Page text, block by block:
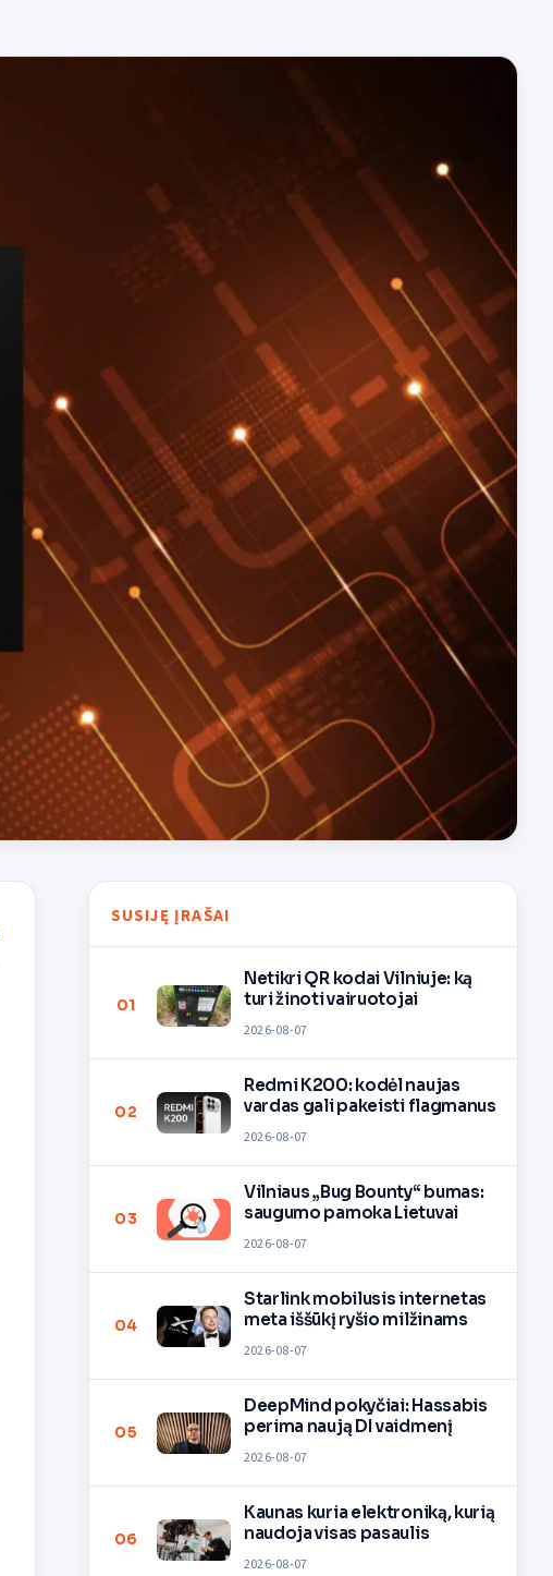
SUSIJĘ ĮRAŠAI
01
Netikri QR kodai Vilniuje: ką
turi žinoti vairuotojai
2026-08-07
02
Redmi K200: kodėl naujas
vardas gali pakeisti flagmanus
2026-08-07
03
Vilniaus „Bug Bounty“ bumas:
saugumo pamoka Lietuvai
2026-08-07
04
Starlink mobilusis internetas
meta iššūkį ryšio milžinams
2026-08-07
05
DeepMind pokyčiai: Hassabis
perima naują DI vaidmenį
2026-08-07
06
Kaunas kuria elektroniką, kurią
naudoja visas pasaulis
2026-08-07